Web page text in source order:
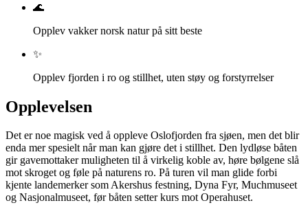
🌊
Opplev vakker norsk natur på sitt beste
✨
Opplev fjorden i ro og stillhet, uten støy og forstyrrelser
Opplevelsen
Det er noe magisk ved å oppleve Oslofjorden fra sjøen, men det blir
enda mer spesielt når man kan gjøre det i stillhet. Den lydløse båten
gir gavemottaker muligheten til å virkelig koble av, høre bølgene slå
mot skroget og føle på naturens ro. På turen vil man glide forbi
kjente landemerker som Akershus festning, Dyna Fyr, Muchmuseet
og Nasjonalmuseet, før båten setter kurs mot Operahuset.